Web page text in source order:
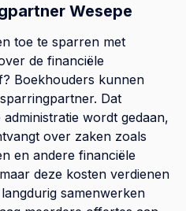
Wesepe
toe te sparren met
de financiële
Boekhouders kunnen
Dat
wordt gedaan,
over zaken zoals
en andere financiële
deze kosten verdienen
samenwerken